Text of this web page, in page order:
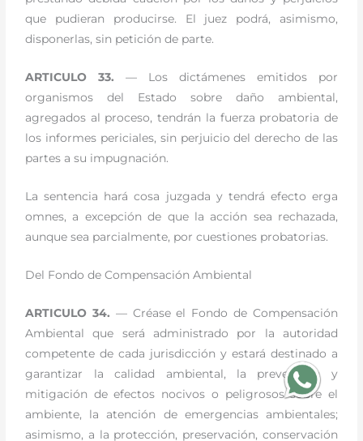
que pudieran producirse. El juez podrá, asimismo,
disponerlas, sin petición de parte.
ARTICULO 33.— Los dictámenes emitidos por
organismos del Estado sobre daño ambiental,
agregados al proceso, tendrán la fuerza probatoria de
los informes periciales, sin perjuicio del derecho de las
partes a su impugnación.
La sentencia hará cosa juzgada y tendrá efecto erga
omnes, a excepción de que la acción sea rechazada,
aunque sea parcialmente, por cuestiones probatorias.
Del Fondo de Compensación Ambiental
ARTICULO 34. — Créase el Fondo de Compensación
Ambiental que será administrado por la autoridad
competente de cada jurisdicción y estará destinado a
garantizar la calidad ambiental, la prevención y
mitigación de efectos nocivos o peligrosos sobre el
ambiente, la atención de emergencias ambientales;
asimismo, a la protección, preservación, conservación